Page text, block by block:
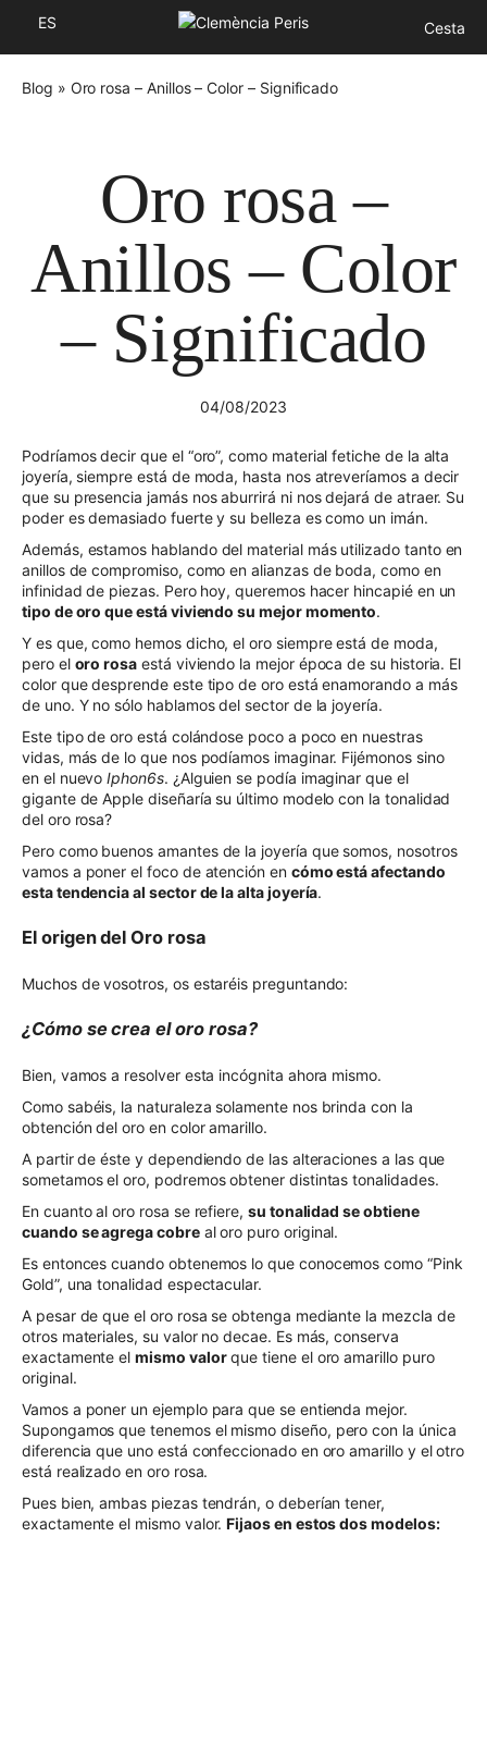
ES Cesta
Blog » Oro rosa – Anillos – Color – Significado
Oro rosa –
Anillos – Color
– Significado
04/08/2023
Podríamos decir que el “oro”, como material fetiche de la alta
joyería, siempre está de moda, hasta nos atreveríamos a decir
que su presencia jamás nos aburrirá ni nos dejará de atraer. Su
poder es demasiado fuerte y su belleza es como un imán.
Además, estamos hablando del material más utilizado tanto en
anillos de compromiso, como en alianzas de boda, como en
infinidad de piezas. Pero hoy, queremos hacer hincapié en un
tipo de oro que está viviendo su mejor momento.
Y es que, como hemos dicho, el oro siempre está de moda,
pero el oro rosa está viviendo la mejor época de su historia. El
color que desprende este tipo de oro está enamorando a más
de uno. Y no sólo hablamos del sector de la joyería.
Este tipo de oro está colándose poco a poco en nuestras
vidas, más de lo que nos podíamos imaginar. Fijémonos sino
en el nuevoIphon6s. ¿Alguien se podía imaginar que el
gigante de Apple diseñaría su último modelo con la tonalidad
del oro rosa?
Pero como buenos amantes de la joyería que somos, nosotros
vamos a poner el foco de atención en cómo está afectando
esta tendencia al sector de la alta joyería.
El origen del Oro rosa
Muchos de vosotros, os estaréis preguntando:
¿Cómo se crea el oro rosa?
Bien, vamos a resolver esta incógnita ahora mismo.
Como sabéis, la naturaleza solamente nos brinda con la
obtención del oro en color amarillo.
A partir de éste y dependiendo de las alteraciones a las que
sometamos el oro, podremos obtener distintas tonalidades.
En cuanto al oro rosa se refiere, su tonalidad se obtiene
cuando se agrega cobreal oro puro original.
Es entonces cuando obtenemos lo que conocemos como “Pink
Gold”, una tonalidad espectacular.
A pesar de que el oro rosa se obtenga mediante la mezcla de
otros materiales, su valor no decae. Es más, conserva
exactamente elmismo valorque tiene el oro amarillo puro
original.
Vamos a poner un ejemplo para que se entienda mejor.
Supongamos que tenemos el mismo diseño, pero con la única
diferencia que uno está confeccionado en oro amarillo y el otro
está realizado en oro rosa.
Pues bien, ambas piezas tendrán, o deberían tener,
exactamente el mismo valor.Fijaos en estos dos modelos: